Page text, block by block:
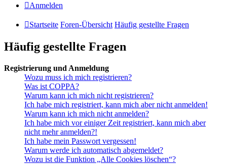
Anmelden
Startseite Foren-Übersicht Häufig gestellte Fragen
Häufig gestellte Fragen
Registrierung und Anmeldung
Wozu muss ich mich registrieren?
Was ist COPPA?
Warum kann ich mich nicht registrieren?
Ich habe mich registriert, kann mich aber nicht anmelden!
Warum kann ich mich nicht anmelden?
Ich habe mich vor einiger Zeit registriert, kann mich aber
nicht mehr anmelden?!
Ich habe mein Passwort vergessen!
Warum werde ich automatisch abgemeldet?
Wozu ist die Funktion „Alle Cookies löschen“?